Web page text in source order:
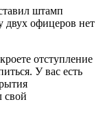
штамп
двух офицеров нет
отступление
У вас есть
свой